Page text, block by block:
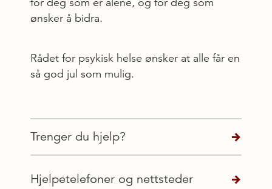
ønsker å bidra.
Rådet for psykisk helse ønsker at alle får en
så god jul som mulig.
Trenger du hjelp?
Hjelpetelefoner og nettsteder